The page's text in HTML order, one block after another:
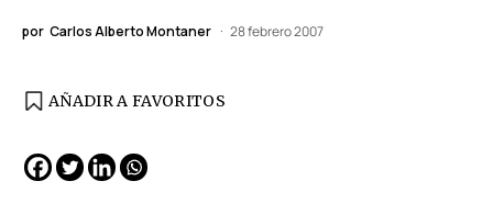
por Carlos Alberto Montaner 28 febrero 2007
AÑADIR A FAVORITOS